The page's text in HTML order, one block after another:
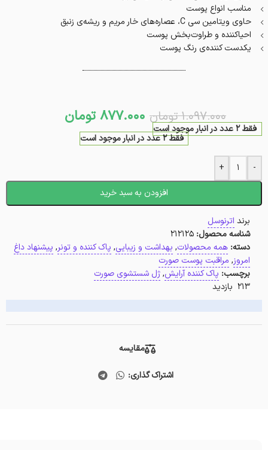
مناسب انواع پوست
حاوی ویتامین سی C، عصاره‌‌های خار مریم و ریشه‌ی زنبق
احیاکننده و طراوت‌بخش پوست
یکدست کننده‌ی رنگ پوست
1.097.000 تومان 877.000 تومان
فقط 2 عدد در انبار موجود است
فقط 2 عدد در انبار موجود است
-
+
افزودن به سبد خرید
برند اترنوسل
شناسه محصول: 212125
دسته: همه محصولات, بهداشت و زیبایی, پاک کننده و تونر, پیشنهاد داغ
امروز, مراقبت پوست صورت
برچسب: پاک کننده آرایش,ژل شستشوی صورت
213 بازدید
مقایسه
اشتراک گذاری: